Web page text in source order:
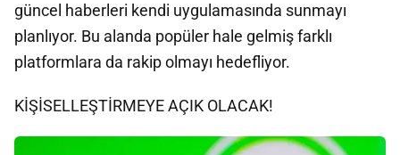
güncel haberleri kendi uygulamasında sunmayı
planlıyor. Bu alanda popüler hale gelmiş farklı
platformlara da rakip olmayı hedefliyor.
KİŞİSELLEŞTİRMEYE AÇIK OLACAK!